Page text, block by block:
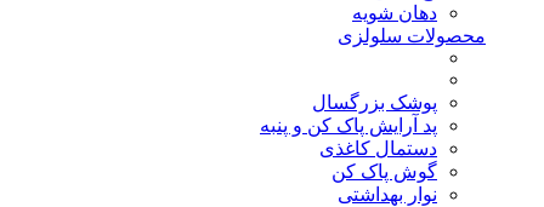
دهان شویه
محصولات سلولزی
پوشک بزرگسال
پد آرایش پاک کن و پنبه
دستمال کاغذی
گوش پاک کن
نوار بهداشتی